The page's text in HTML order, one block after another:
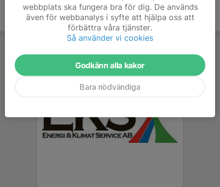
webbplats ska fungera bra för dig. De används
även för webbanalys i syfte att hjälpa oss att
förbättra våra tjänster.
Så använder vi cookies
Godkänn alla kakor
Bara nödvändiga